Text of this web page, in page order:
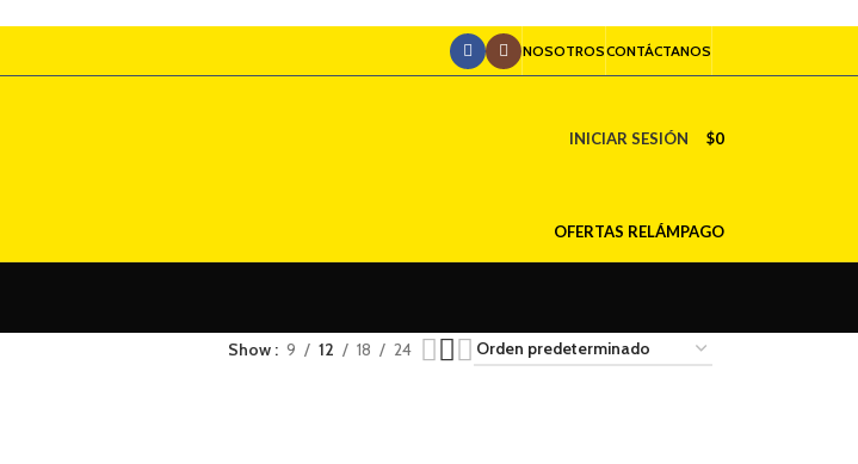
NOSOTROSCONTÁCTANOS
INICIAR SESIÓN $0
OFERTAS RELÁMPAGO
Show 9 12 18 24